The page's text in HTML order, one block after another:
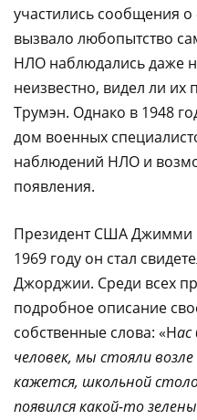
участились сообщения о
вызвало любопытство
НЛО наблюдались даже
неизвестно, видел ли их
Трумэн. Однако в 1948
дом военных
наблюдений НЛО и
появления.
Президент США Джимми
1969 году он стал
Джорджии. Среди всех
подробное описание
собственные слова: «Н
человек, мы стояли
кажется, школьной
появился какой-то